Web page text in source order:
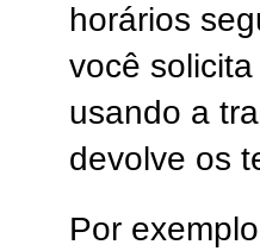
horários
você
usando a
devolve os
Por